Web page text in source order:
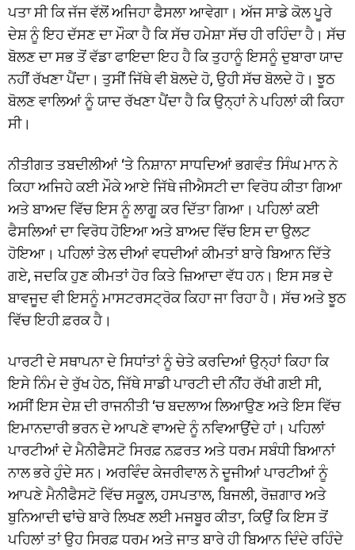
ਪਤਾ ਸੀ ਕਿ ਜੱਜ ਵੱਲੋਂ ਅਜਿਹਾ ਫੈਸਲਾ ਆਵੇਗਾ। ਅੱਜ ਸਾਡੇ ਕੋਲ ਪੂਰੇ
ਦੇਸ਼ ਨੂੰ ਇਹ ਦੱਸਣ ਦਾ ਮੌਕਾ ਹੈ ਕਿ ਸੱਚ ਹਮੇਸ਼ਾ ਸੱਚ ਹੀ ਰਹਿੰਦਾ ਹੈ। ਸੱਚ
ਬੋਲਣ ਦਾ ਸਭ ਤੋਂ ਵੱਡਾ ਫਾਇਦਾ ਇਹ ਹੈ ਕਿ ਤੁਹਾਨੂੰ ਇਸਨੂੰ ਦੁਬਾਰਾ ਯਾਦ
ਨਹੀਂ ਰੱਖਣਾ ਪੈਂਦਾ। ਤੁਸੀਂ ਜਿੱਥੇ ਵੀ ਬੋਲਦੇ ਹੋ, ਉਹੀ ਸੱਚ ਬੋਲਦੇ ਹੋ। ਝੂਠ
ਬੋਲਣ ਵਾਲਿਆਂ ਨੂੰ ਯਾਦ ਰੱਖਣਾ ਪੈਂਦਾ ਹੈ ਕਿ ਉਨ੍ਹਾਂ ਨੇ ਪਹਿਲਾਂ ਕੀ ਕਿਹਾ
ਸੀ।
ਨੀਤੀਗਤ ਤਬਦੀਲੀਆਂ ‘ਤੇ ਨਿਸ਼ਾਨਾ ਸਾਧਦਿਆਂ ਭਗਵੰਤ ਸਿੰਘ ਮਾਨ ਨੇ
ਕਿਹਾ ਅਜਿਹੇ ਕਈ ਮੌਕੇ ਆਏ ਜਿੱਥੇ ਜੀਐਸਟੀ ਦਾ ਵਿਰੋਧ ਕੀਤਾ ਗਿਆ
ਅਤੇ ਬਾਅਦ ਵਿੱਚ ਇਸ ਨੂੰ ਲਾਗੂ ਕਰ ਦਿੱਤਾ ਗਿਆ। ਪਹਿਲਾਂ ਕਈ
ਫੈਸਲਿਆਂ ਦਾ ਵਿਰੋਧ ਹੋਇਆ ਅਤੇ ਬਾਅਦ ਵਿੱਚ ਇਸ ਦਾ ਉਲਟ
ਹੋਇਆ। ਪਹਿਲਾਂ ਤੇਲ ਦੀਆਂ ਵਧਦੀਆਂ ਕੀਮਤਾਂ ਬਾਰੇ ਬਿਆਨ ਦਿੱਤੇ
ਗਏ, ਜਦਕਿ ਹੁਣ ਕੀਮਤਾਂ ਹੋਰ ਕਿਤੇ ਜ਼ਿਆਦਾ ਵੱਧ ਹਨ। ਇਸ ਸਭ ਦੇ
ਬਾਵਜੂਦ ਵੀ ਇਸਨੂੰ ਮਾਸਟਰਸਟ੍ਰੋਕ ਕਿਹਾ ਜਾ ਰਿਹਾ ਹੈ। ਸੱਚ ਅਤੇ ਝੂਠ
ਵਿੱਚ ਇਹੀ ਫ਼ਰਕ ਹੈ।
ਪਾਰਟੀ ਦੇ ਸਥਾਪਨਾ ਦੇ ਸਿਧਾਂਤਾਂ ਨੂੰ ਚੇਤੇ ਕਰਦਿਆਂ ਉਨ੍ਹਾਂ ਕਿਹਾ ਕਿ
ਇਸੇ ਨਿੰਮ ਦੇ ਰੁੱਖ ਹੇਠ, ਜਿੱਥੇ ਸਾਡੀ ਪਾਰਟੀ ਦੀ ਨੀਂਹ ਰੱਖੀ ਗਈ ਸੀ,
ਅਸੀਂ ਇਸ ਦੇਸ਼ ਦੀ ਰਾਜਨੀਤੀ ‘ਚ ਬਦਲਾਅ ਲਿਆਉਣ ਅਤੇ ਇਸ ਵਿੱਚ
ਇਮਾਨਦਾਰੀ ਭਰਨ ਦੇ ਆਪਣੇ ਵਾਅਦੇ ਨੂੰ ਨਵਿਆਉਂਦੇ ਹਾਂ। ਪਹਿਲਾਂ
ਪਾਰਟੀਆਂ ਦੇ ਮੈਨੀਫੈਸਟੋ ਸਿਰਫ਼ ਨਫ਼ਰਤ ਅਤੇ ਧਰਮ ਸਬੰਧੀ ਬਿਆਨਾਂ
ਨਾਲ ਭਰੇ ਹੁੰਦੇ ਸਨ। ਅਰਵਿੰਦ ਕੇਜਰੀਵਾਲ ਨੇ ਦੂਜੀਆਂ ਪਾਰਟੀਆਂ ਨੂੰ
ਆਪਣੇ ਮੈਨੀਫੈਸਟੋ ਵਿੱਚ ਸਕੂਲ, ਹਸਪਤਾਲ, ਬਿਜਲੀ, ਰੋਜ਼ਗਾਰ ਅਤੇ
ਬੁਨਿਆਦੀ ਢਾਂਚੇ ਬਾਰੇ ਲਿਖਣ ਲਈ ਮਜਬੂਰ ਕੀਤਾ, ਕਿਉਂ ਕਿ ਇਸ ਤੋਂ
ਪਹਿਲਾਂ ਤਾਂ ਉਹ ਸਿਰਫ਼ ਧਰਮ ਅਤੇ ਜਾਤ ਬਾਰੇ ਹੀ ਬਿਆਨ ਦਿੰਦੇ ਰਹਿੰਦੇ